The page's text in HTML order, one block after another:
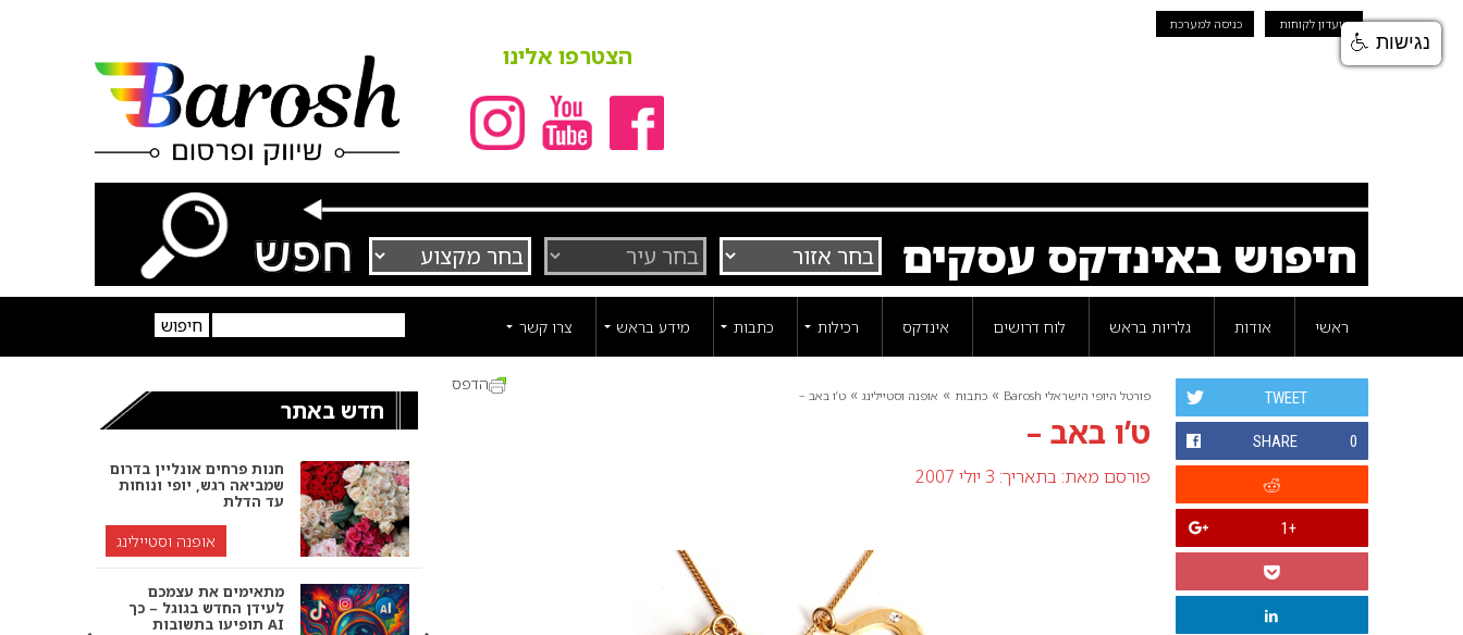
מועדון לקוחות כניסה למערכת
הצטרפו אלינו
חיפוש באינדקס עסקים
ראשי אודות גלריות בראש לוח דרושים אינדקס רכילות כתבות מידע בראש צרו קשר
פורטל היופי הישראלי Barosh » כתבות » אופנה וסטיילינג » ט’ו באב –
ט’ו באב –
פורסם מאת: בתאריך: 3 יולי 2007
הדפס
TWEET
SHARE 0
+1
חדש באתר
חנות פרחים אונליין בדרום
שמביאה רגש, יופי ונוחות
עד הדלת
אופנה וסטיילינג
מתאימים את עצמכם
לעידן החדש בגוגל – כך
תופיעו בתשובות AI
נגישות